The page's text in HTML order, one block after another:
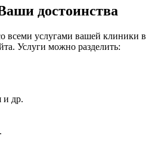
достоинства
всеми услугами вашей клиники в
Услуги можно разделить:
и др.